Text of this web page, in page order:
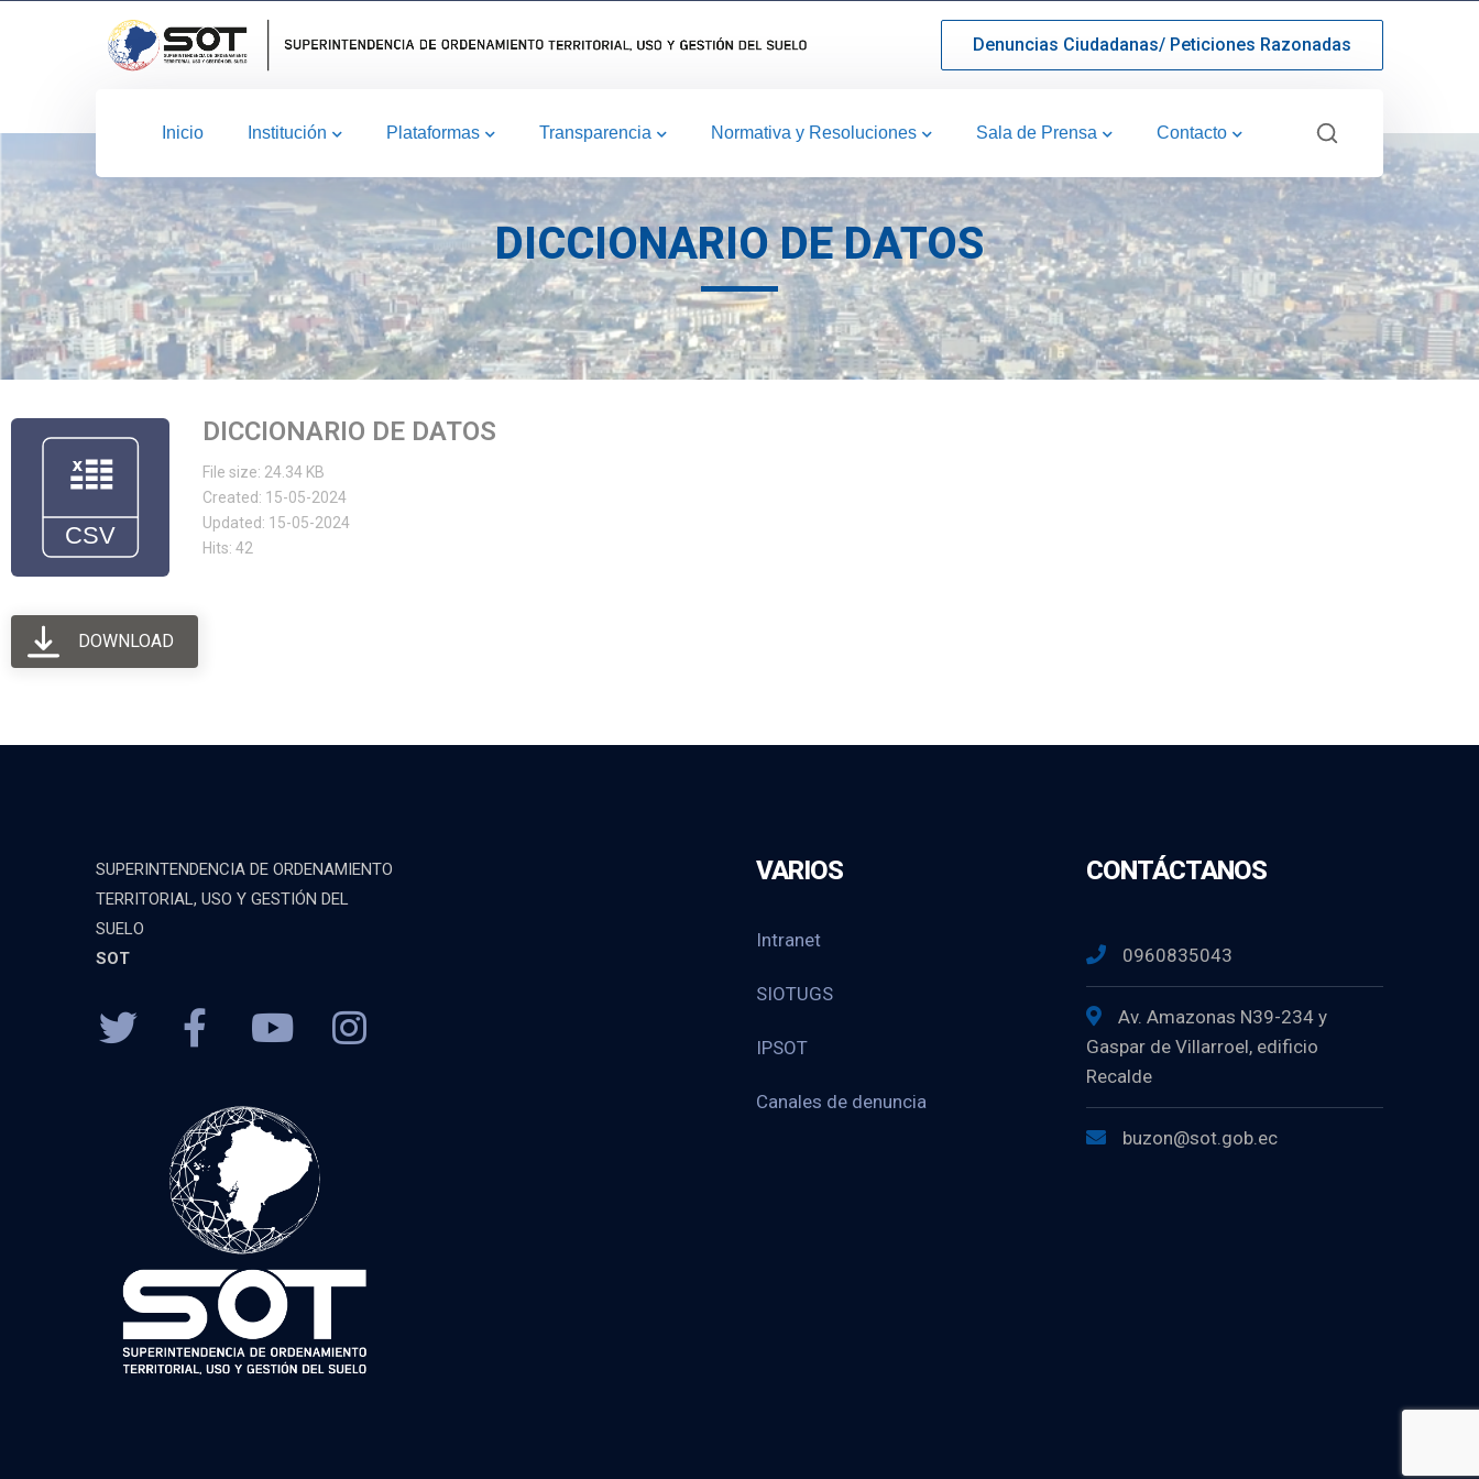
Denuncias Ciudadanas/ Peticiones Razonadas
Inicio Institución Plataformas Transparencia Normativa y Resoluciones Sala de Prensa Contacto
DICCIONARIO DE DATOS
DICCIONARIO DE DATOS
File size: 24.34 KB
Created: 15-05-2024
Updated: 15-05-2024
Hits: 42
DOWNLOAD
SUPERINTENDENCIA DE ORDENAMIENTO
TERRITORIAL, USO Y GESTIÓN DEL
SUELO
SOT
VARIOS
Intranet
SIOTUGS
IPSOT
Canales de denuncia
CONTÁCTANOS
0960835043
Av. Amazonas N39-234 y
Gaspar de Villarroel, edificio
Recalde
buzon@sot.gob.ec